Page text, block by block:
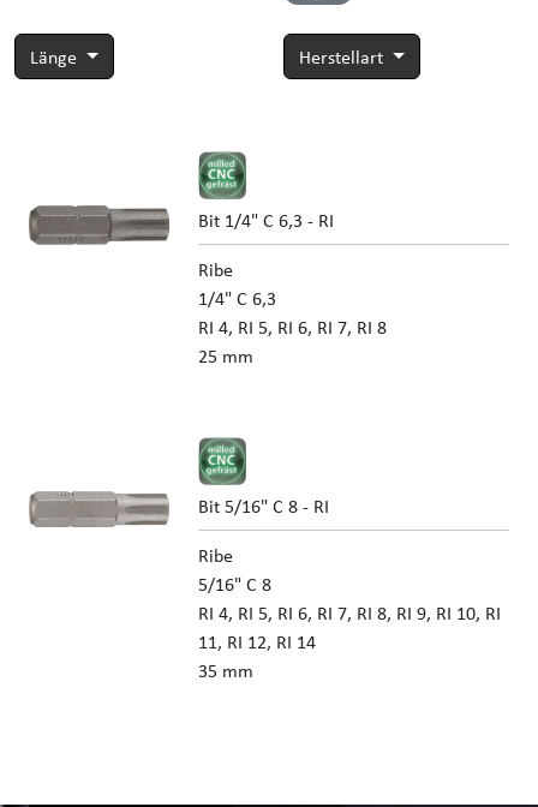
Länge Herstellart
Bit 1/4" C 6,3 - RI
Ribe
1/4" C 6,3
RI 4, RI 5, RI 6, RI 7, RI 8
25 mm
Bit 5/16" C 8 - RI
Ribe
5/16" C 8
RI 4, RI 5, RI 6, RI 7, RI 8, RI 9, RI 10, RI
11, RI 12, RI 14
35 mm